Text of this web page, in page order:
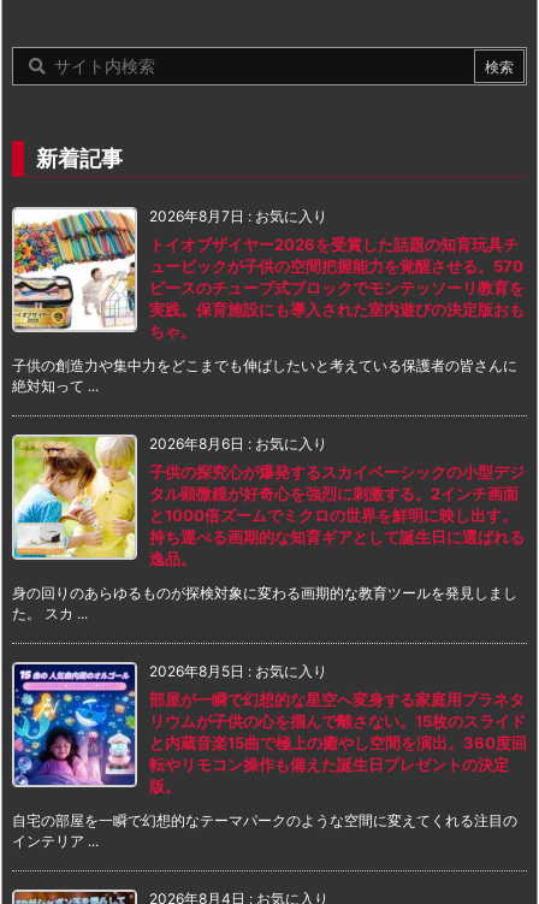
新着記事
2026年8月7日 : お気に入り
トイオブザイヤー2026を受賞した話題の知育玩具チ
ュービックが子供の空間把握能力を覚醒させる。570
ピースのチューブ式ブロックでモンテッソーリ教育を
実践。保育施設にも導入された室内遊びの決定版おも
ちゃ。
子供の創造力や集中力をどこまでも伸ばしたいと考えている保護者の皆さんに
絶対知って ...
2026年8月6日 : お気に入り
子供の探究心が爆発するスカイベーシックの小型デジ
タル顕微鏡が好奇心を強烈に刺激する。2インチ画面
と1000倍ズームでミクロの世界を鮮明に映し出す。
持ち運べる画期的な知育ギアとして誕生日に選ばれる
逸品。
身の回りのあらゆるものが探検対象に変わる画期的な教育ツールを発見しまし
た。 スカ ...
2026年8月5日 : お気に入り
部屋が一瞬で幻想的な星空へ変身する家庭用プラネタ
リウムが子供の心を掴んで離さない。15枚のスライド
と内蔵音楽15曲で極上の癒やし空間を演出。360度回
転やリモコン操作も備えた誕生日プレゼントの決定
版。
自宅の部屋を一瞬で幻想的なテーマパークのような空間に変えてくれる注目の
インテリア ...
2026年8月4日 : お気に入り